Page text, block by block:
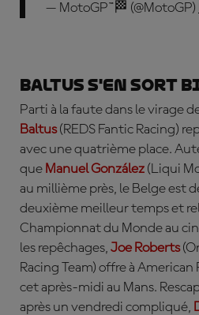
— MotoGP™🏁 (@MotoGP)
Baltus s'en sort
Parti à la faute dans le virage
Baltus(REDS Fantic Racing)
avec une quatrième place.
que Manuel González (Liqui
au millième près, le Belge est
deuxième meilleur temps et
Championnat du Monde au
les repêchages, Joe Roberts
Racing Team) offre à
cet après-midi au Mans.
après un vendredi compliqué,